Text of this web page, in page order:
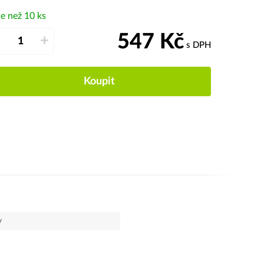
než 10 ks
+ 547 Kč s DPH
Koupit